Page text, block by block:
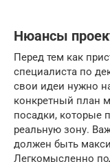
Нюансы
Перед тем как
специалиста по
свои идеи нужно
конкретный план
посадки, которые
реальную зону.
должен быть
Легкомысленно